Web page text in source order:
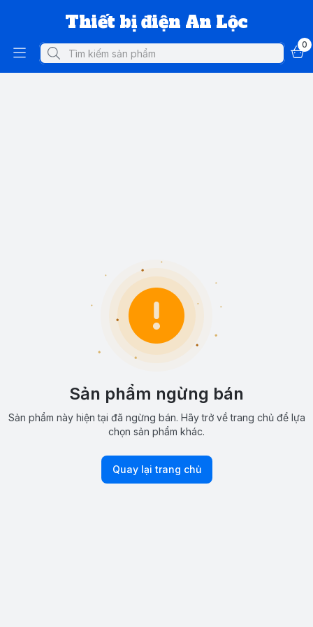
Thiết bị điện An Lộc
0
Sản phẩm ngừng bán
Sản phẩm này hiện tại đã ngừng bán. Hãy trở về trang chủ để lựa
chọn sản phẩm khác.
Quay lại trang chủ